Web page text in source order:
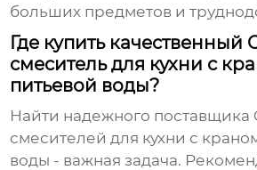
больших предметов и
Где купить качественный
смеситель для кухни с
питьевой воды?
Найти надежного поставщика
смесителей для кухни с
воды - важная задача.